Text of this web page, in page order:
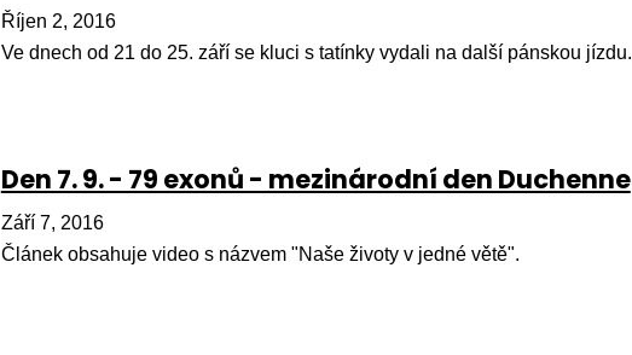
Říjen 2, 2016
Ve dnech od 21 do 25. září se kluci s tatínky vydali na další pánskou jízdu.
Den 7. 9. - 79 exonů - mezinárodní den Duchenne
Září 7, 2016
Článek obsahuje video s názvem "Naše životy v jedné větě".